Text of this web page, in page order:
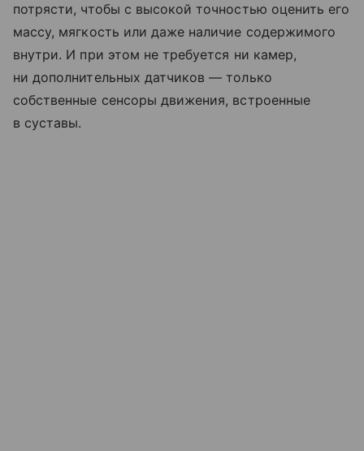
потрясти, чтобы с высокой точностью оценить его
массу, мягкость или даже наличие содержимого
внутри. И при этом не требуется ни камер,
ни дополнительных датчиков — только
собственные сенсоры движения, встроенные
в суставы.